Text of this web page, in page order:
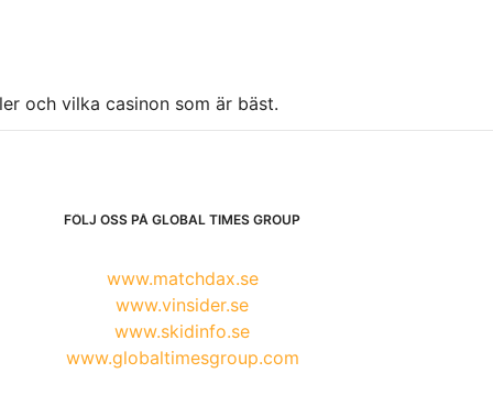
och vilka casinon som är bäst.
FÖLJ OSS PÅ GLOBAL TIMES GROUP
www.matchdax.se
www.vinsider.se
www.skidinfo.se
www.globaltimesgroup.com